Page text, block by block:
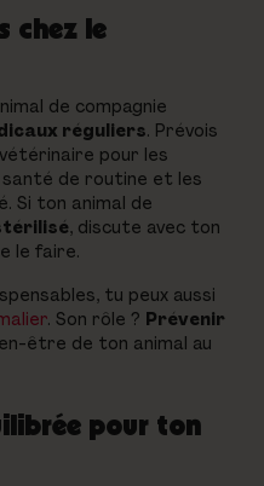
chez le
de compagnie
réguliers. Prévois
pour les
de routine et les
Si ton animal de
, discute avec ton
le faire.
tu peux aussi
. Son rôle ? Prévenir
être de ton animal au
pour ton